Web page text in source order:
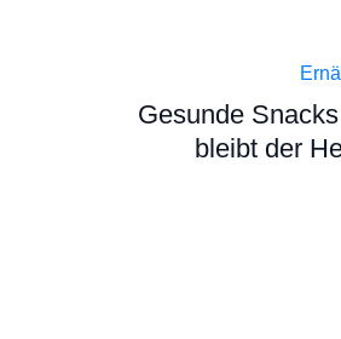
Gesunde
bleibt der